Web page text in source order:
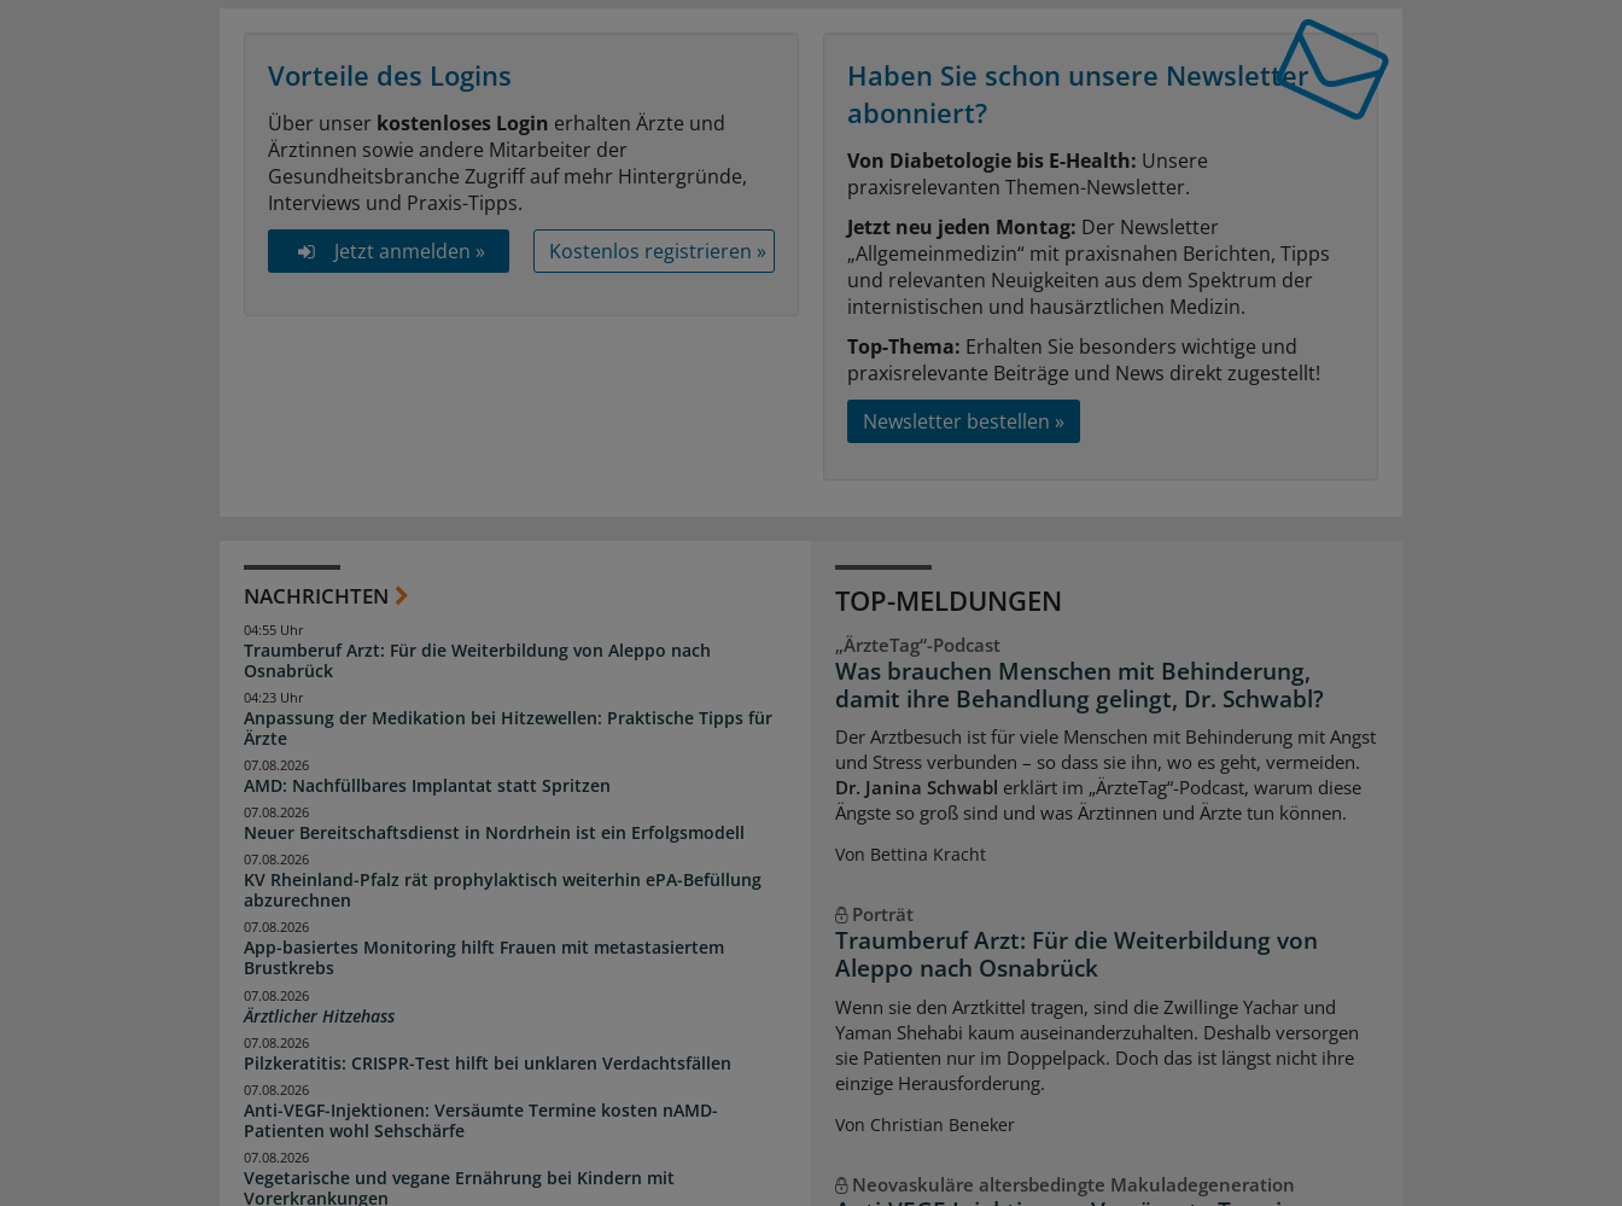
Vorteile des Logins
Über unser kostenloses Login erhalten Ärzte und
Ärztinnen sowie andere Mitarbeiter der
Gesundheitsbranche Zugriff auf mehr Hintergründe,
Interviews und Praxis-Tipps.
Jetzt anmelden »
Kostenlos registrieren »
Haben Sie schon unsere Newsletter
abonniert?
Von Diabetologie bis E-Health: Unsere
praxisrelevanten Themen-Newsletter.
Jetzt neu jeden Montag: Der Newsletter
„Allgemeinmedizin“ mit praxisnahen Berichten, Tipps
und relevanten Neuigkeiten aus dem Spektrum der
internistischen und hausärztlichen Medizin.
Top-Thema: Erhalten Sie besonders wichtige und
praxisrelevante Beiträge und News direkt zugestellt!
Newsletter bestellen »
NACHRICHTEN
Traumberuf Arzt: Für die Weiterbildung von Aleppo nach
Osnabrück
04:55 Uhr
Anpassung der Medikation bei Hitzewellen: Praktische Tipps für
Ärzte
04:23 Uhr
AMD: Nachfüllbares Implantat statt Spritzen
07.08.2026
Neuer Bereitschaftsdienst in Nordrhein ist ein Erfolgsmodell
07.08.2026
KV Rheinland-Pfalz rät prophylaktisch weiterhin ePA-Befüllung
abzurechnen
07.08.2026
App-basiertes Monitoring hilft Frauen mit metastasiertem
Brustkrebs
07.08.2026
Ärztlicher Hitzehass
07.08.2026
Pilzkeratitis: CRISPR-Test hilft bei unklaren Verdachtsfällen
07.08.2026
Anti-VEGF-Injektionen: Versäumte Termine kosten nAMD-
Patienten wohl Sehschärfe
07.08.2026
Vegetarische und vegane Ernährung bei Kindern mit
Vorerkrankungen
07.08.2026
TOP-MELDUNGEN
„ÄrzteTag“-Podcast
Was brauchen Menschen mit Behinderung,
damit ihre Behandlung gelingt, Dr. Schwabl?
Der Arztbesuch ist für viele Menschen mit Behinderung mit Angst
und Stress verbunden – so dass sie ihn, wo es geht, vermeiden.
Dr. Janina Schwabl erklärt im „ÄrzteTag“-Podcast, warum diese
Ängste so groß sind und was Ärztinnen und Ärzte tun können.
Von Bettina Kracht
Porträt
Traumberuf Arzt: Für die Weiterbildung von
Aleppo nach Osnabrück
Wenn sie den Arztkittel tragen, sind die Zwillinge Yachar und
Yaman Shehabi kaum auseinanderzuhalten. Deshalb versorgen
sie Patienten nur im Doppelpack. Doch das ist längst nicht ihre
einzige Herausforderung.
Von Christian Beneker
Neovaskuläre altersbedingte Makuladegeneration